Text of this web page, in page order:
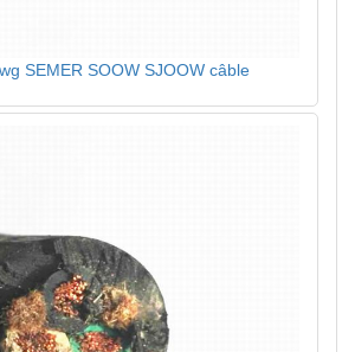
SEMER SOOW SJOOW câble